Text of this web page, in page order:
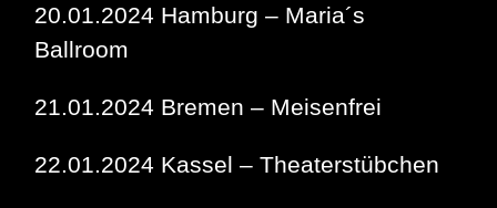
20.01.2024 Hamburg – Maria´s
Ballroom
21.01.2024 Bremen – Meisenfrei
22.01.2024 Kassel – Theaterstübchen